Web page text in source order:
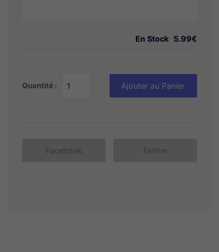
En Stock 5.99€
Quantité : Ajouter au Panier
Facebook Twitter